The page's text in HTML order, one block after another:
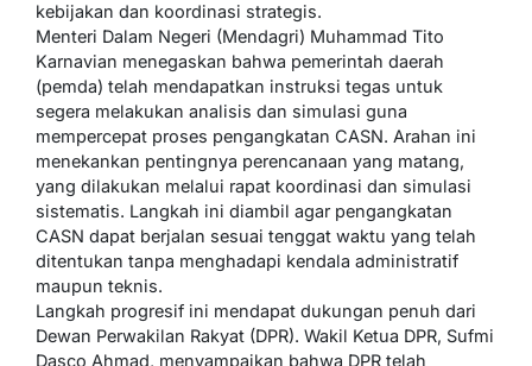
kebijakan dan koordinasi strategis.
Menteri Dalam Negeri (Mendagri) Muhammad Tito
Karnavian menegaskan bahwa pemerintah daerah
(pemda) telah mendapatkan instruksi tegas untuk
segera melakukan analisis dan simulasi guna
mempercepat proses pengangkatan CASN. Arahan ini
menekankan pentingnya perencanaan yang matang,
yang dilakukan melalui rapat koordinasi dan simulasi
sistematis. Langkah ini diambil agar pengangkatan
CASN dapat berjalan sesuai tenggat waktu yang telah
ditentukan tanpa menghadapi kendala administratif
maupun teknis.
Langkah progresif ini mendapat dukungan penuh dari
Dewan Perwakilan Rakyat (DPR). Wakil Ketua DPR, Sufmi
Dasco Ahmad, menyampaikan bahwa DPR telah